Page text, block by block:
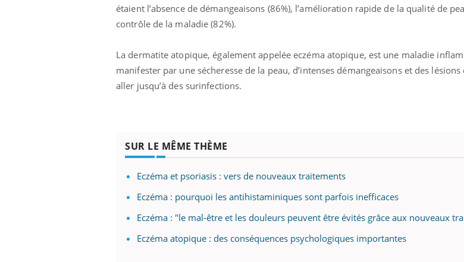
étaient l’absence de démangeaisons (86%), l’amélioration rapide de la qualité de
contrôle de la maladie (82%).
La dermatite atopique, également appelée eczéma atopique, est une maladie
manifester par une sécheresse de la peau, d’intenses démangeaisons et des
aller jusqu’à des surinfections.
SUR LE MÊME THÈME
Eczéma et psoriasis : vers de nouveaux traitements
Eczéma : pourquoi les antihistaminiques sont parfois inefficaces
Eczéma : "le mal-être et les douleurs peuvent être évités grâce aux nouveaux
Eczéma atopique : des conséquences psychologiques importantes